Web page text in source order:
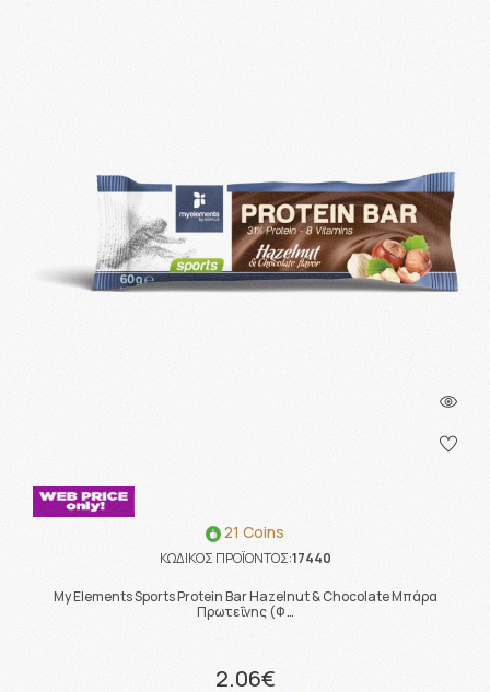
21 Coins
ΚΩΔΙΚΟΣ ΠΡΟΪΟΝΤΟΣ:17440
My Elements Sports Protein Bar Hazelnut & Chocolate Mπάρα
Πρωτεΐνης (Φ …
2.06€